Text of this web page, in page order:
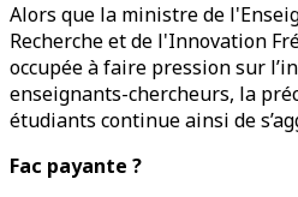
Alors que la ministre de
Recherche et de l'Innovation
occupée à faire pression sur
enseignants-chercheurs, la
étudiants continue ainsi de
Fac payante ?